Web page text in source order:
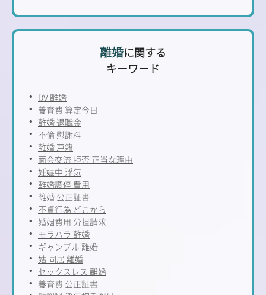
離婚に関する
キーワード
DV 離婚
養育費 算定今日
離婚 退職金
不倫 慰謝料
離婚 戸籍
面会交流 拒否 正当な理由
妊娠中 浮気
離婚調停 費用
離婚 公正証書
不貞行為 どこから
婚姻費用 分担請求
モラハラ 離婚
ギャンブル 離婚
姑 同居 離婚
セックスレス 離婚
養育費 公正証書